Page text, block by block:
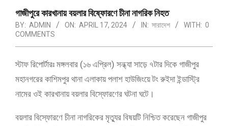
গাজীপুরে কারখানায় বয়লার বিষ্ফোরণে চীনা নাগরিক নিহত
BY: ADMIN ON: APRIL 17, 2024 IN: সারাদেশ WITH: 0
COMMENTS
স্টাফ রিপোর্টারঃ মঙ্গলবার (১৬ এপ্রিল) সন্ধ্যা সাড়ে ৭টার দিকে গাজীপুর
মহানগরের কাশিমপুর থানা এলাকায় পলাশ হাউজিংয়ে টং রুইদা ইন্ডাস্ট্রি
নামের ওই কারখানায় বয়লার বিস্ফোরণের ঘটনা ঘটে।
বয়লার বিস্ফোরণে চীনা নাগরিকের মৃত্যুর বিষয়টি নিশ্চিত করেছেন গাজীপুর